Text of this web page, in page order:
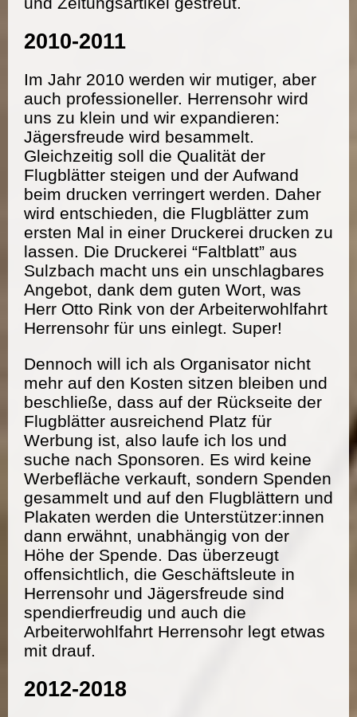
2010-2011
Im Jahr 2010 werden wir mutiger, aber
auch professioneller. Herrensohr wird
uns zu klein und wir expandieren:
Jägersfreude wird besammelt.
Gleichzeitig soll die Qualität der
Flugblätter steigen und der Aufwand
beim drucken verringert werden. Daher
wird entschieden, die Flugblätter zum
ersten Mal in einer Druckerei drucken zu
lassen. Die Druckerei “Faltblatt” aus
Sulzbach macht uns ein unschlagbares
Angebot, dank dem guten Wort, was
Herr Otto Rink von der Arbeiterwohlfahrt
Herrensohr für uns einlegt. Super!
Dennoch will ich als Organisator nicht
mehr auf den Kosten sitzen bleiben und
beschließe, dass auf der Rückseite der
Flugblätter ausreichend Platz für
Werbung ist, also laufe ich los und
suche nach Sponsoren. Es wird keine
Werbefläche verkauft, sondern Spenden
gesammelt und auf den Flugblättern und
Plakaten werden die Unterstützer:innen
dann erwähnt, unabhängig von der
Höhe der Spende. Das überzeugt
offensichtlich, die Geschäftsleute in
Herrensohr und Jägersfreude sind
spendierfreudig und auch die
Arbeiterwohlfahrt Herrensohr legt etwas
mit drauf.
2012-2018